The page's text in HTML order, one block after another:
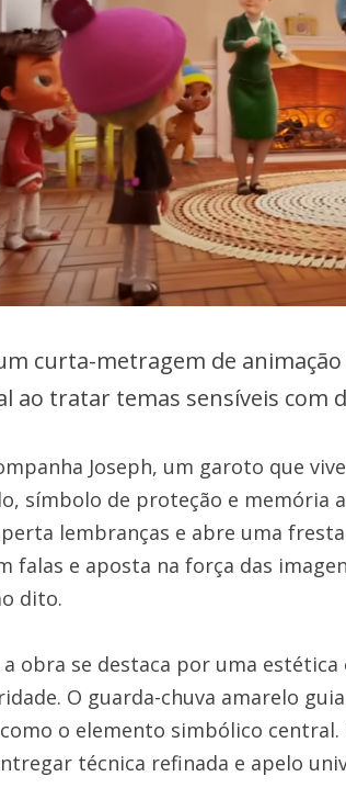
curta-metragem de
ao tratar temas sensíveis com
Joseph, um garoto que
símbolo de proteção e memória
lembranças e abre uma
falas e aposta na força das
dito.
obra se destaca por uma
O guarda-chuva amarelo
o elemento simbólico
técnica refinada e apelo